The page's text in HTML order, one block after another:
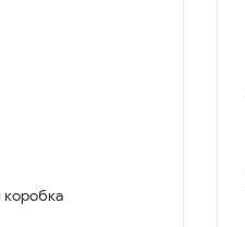
коробка